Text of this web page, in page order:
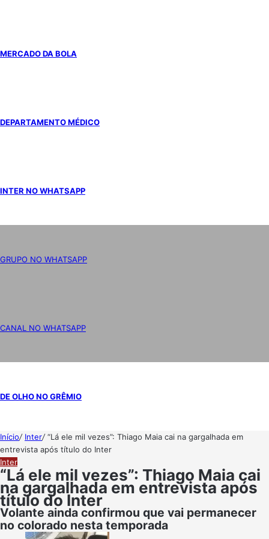
MERCADO DA BOLA
DEPARTAMENTO MÉDICO
INTER NO WHATSAPP
GRUPO NO WHATSAPP
CANAL NO WHATSAPP
DE OLHO NO GRÊMIO
Início/ Inter/“Lá ele mil vezes”: Thiago Maia cai na gargalhada em
entrevista após título do Inter
Inter
“Lá ele mil vezes”: Thiago Maia cai
na gargalhada em entrevista após
título do Inter
Volante ainda confirmou que vai permanecer
no colorado nesta temporada